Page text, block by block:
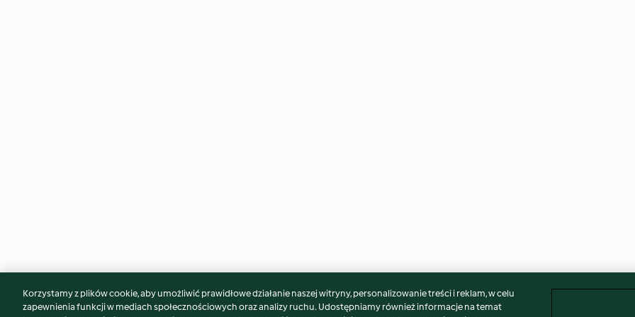
Może spodoba Ci się również...
Korzystamy z plików cookie, aby umożliwić prawidłowe działanie naszej witryny, personalizowanie treści i reklam, w celu
zapewnienia funkcji w mediach społecznościowych oraz analizy ruchu. Udostępniamy również informacje na temat